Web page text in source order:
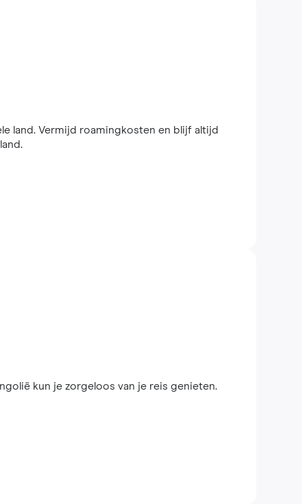
land. Vermijd roamingkosten en blijf altijd
kun je zorgeloos van je reis genieten.